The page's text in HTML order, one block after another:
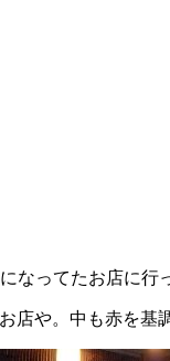
ってたお店に行
や。中も赤を基